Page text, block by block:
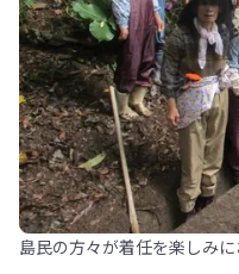
島民の方々が着任を楽しみに